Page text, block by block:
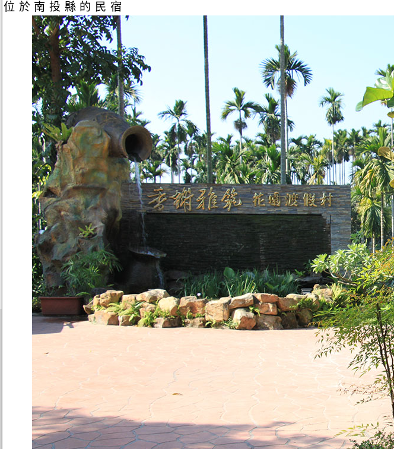
位於南投縣的民宿